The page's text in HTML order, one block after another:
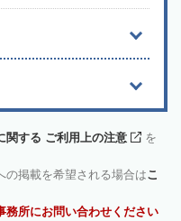
関する ご利用上の注意
を
の掲載を希望される場合はこ
務所にお問い合わせください